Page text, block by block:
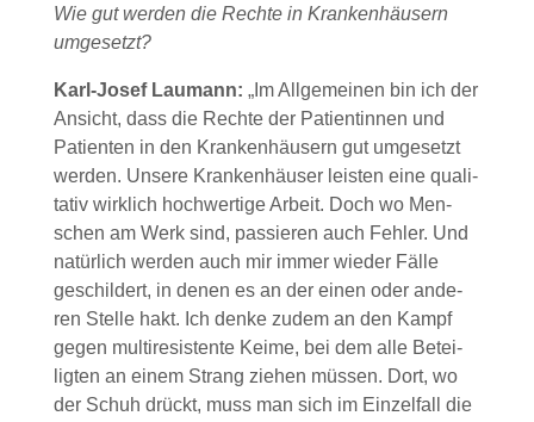
Wie gut wer­den die Rech­te in Kran­ken­häu­sern
umge­setzt?
Karl-Josef Lau­mann: „Im All­ge­mei­nen bin ich der
Ansicht, dass die Rech­te der Pati­en­tin­nen und
Pati­en­ten in den Kran­ken­häu­sern gut umge­setzt
wer­den. Unse­re Kran­ken­häu­ser leis­ten eine qua­li­
ta­tiv wirk­lich hoch­wer­ti­ge Arbeit. Doch wo Men­
schen am Werk sind, pas­sie­ren auch Feh­ler. Und
natür­lich wer­den auch mir immer wie­der Fäl­le
geschil­dert, in denen es an der einen oder ande­
ren Stel­le hakt. Ich den­ke zudem an den Kampf
gegen mul­ti­re­sis­ten­te Kei­me, bei dem alle Betei­
lig­ten an einem Strang zie­hen müs­sen. Dort, wo
der Schuh drückt, muss man sich im Ein­zel­fall die